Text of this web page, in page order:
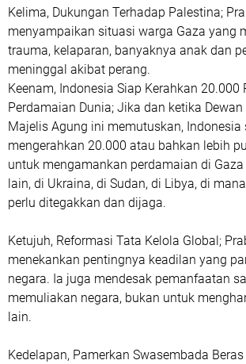
Kelima, Dukungan Terhadap Palestina;
menyampaikan situasi warga Gaza yang
trauma, kelaparan, banyaknya anak dan
meninggal akibat perang.
Keenam, Indonesia Siap Kerahkan 20.000
Perdamaian Dunia; Jika dan ketika
Majelis Agung ini memutuskan, Indonesia
mengerahkan 20.000 atau bahkan lebih
untuk mengamankan perdamaian di
lain, di Ukraina, di Sudan, di Libya, di
perlu ditegakkan dan dijaga.
Ketujuh, Reformasi Tata Kelola Global;
menekankan pentingnya keadilan yang
negara. Ia juga mendesak pemanfaatan
memuliakan negara, bukan untuk
lain.
Kedelapan, Pamerkan Swasembada